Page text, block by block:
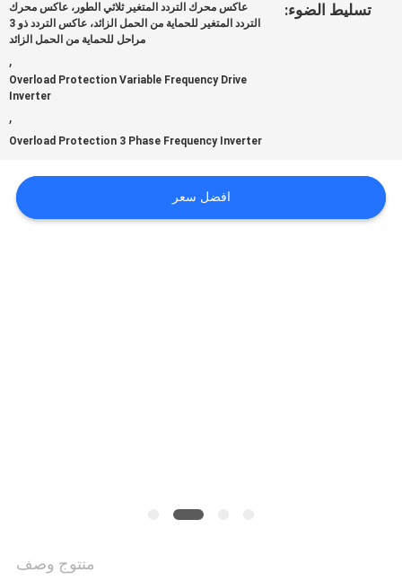
طلب
تسليط الضوء:
عاكس محرك التردد المتغير ثلاثي الطور، عاكس محرك
التردد المتغير للحماية من الحمل الزائد، عاكس التردد ذو 3
مراحل للحماية من الحمل الزائد
,
Overload Protection Variable Frequency Drive
Inverter
,
Overload Protection 3 Phase Frequency Inverter
افضل سعر
منتوج وصف